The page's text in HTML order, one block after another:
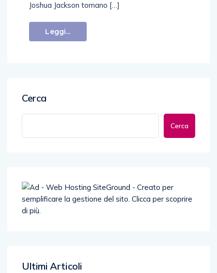
Joshua Jackson tornano […]
Leggi...
Cerca
Cerca
Ultimi Articoli